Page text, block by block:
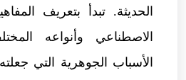
الحديثة. تبدأ بتعريف
الاصطناعي وأنواعه
الأسباب الجوهرية التي